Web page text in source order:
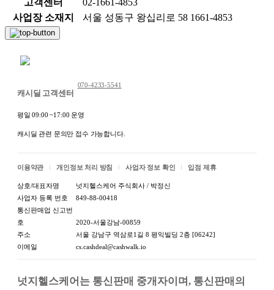
고객센터
02-1661-4853
사업장 소재지
서울 성동구 왕십리로 58 1661-4853
캐시딜 고객센터
070-4233-5541
평일 09:00 ~17:00 운영
캐시딜 관련 문의만 접수 가능합니다.
이용약관 개인정보 처리 방침 사업자 정보 확인 입점 제휴
상호/대표자명
넛지헬스케어 주식회사 / 박정신
사업자 등록 번호
849-88-00418
통신판매업 신고번
호
2020-서울강남-00859
주소
서울 강남구 역삼로1길 8 평익빌딩 2층 [06242]
이메일
cs.cashdeal@cashwalk.io
넛지헬스케어는 통신판매 중개자이며, 통신판매의